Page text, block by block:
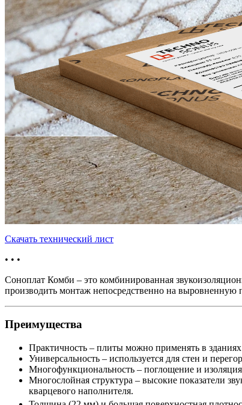
Скачать технический лист
• • •
Соноплат Комби – это комбинированная
производить монтаж непосредственно на выровненную
Преимущества
Практичность – плиты можно применять в
Универсальность – используется для стен и
Многофункциональность – поглощение и
Многослойная структура – высокие показатели
кварцевого наполнителя.